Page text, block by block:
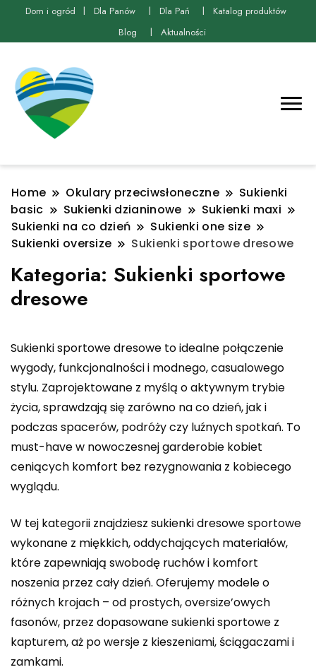
Dom i ogród Dla Panów Dla Pań
Katalog produktów
Blog
Aktualności
Home Okulary przeciwsłoneczne
Sukienki
basic
Sukienki dzianinowe
Sukienki maxi
Sukienki na co dzień
Sukienki one size
Sukienki oversize
Sukienki sportowe dresowe
Kategoria: Sukienki sportowe
dresowe
Sukienki sportowe dresowe to idealne połączenie
wygody, funkcjonalności i modnego, casualowego
stylu. Zaprojektowane z myślą o aktywnym trybie
życia, sprawdzają się zarówno na co dzień, jak i
podczas spacerów, podróży czy luźnych spotkań. To
must-have w nowoczesnej garderobie kobiet
ceniących komfort bez rezygnowania z kobiecego
wyglądu.
W tej kategorii znajdziesz sukienki dresowe sportowe
wykonane z miękkich, oddychających materiałów,
które zapewniają swobodę ruchów i komfort
noszenia przez cały dzień. Oferujemy modele o
różnych krojach – od prostych, oversize’owych
fasonów, przez dopasowane sukienki sportowe z
kapturem, aż po wersje z kieszeniami, ściągaczami i
zamkami.